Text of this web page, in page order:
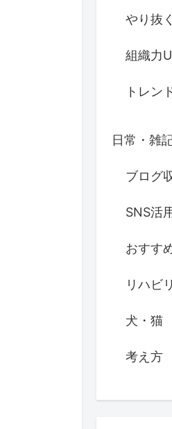
やり抜
組織力
トレン
日常・雑
ブログ
SNS活
おすす
リハビリ
犬・猫
考え方